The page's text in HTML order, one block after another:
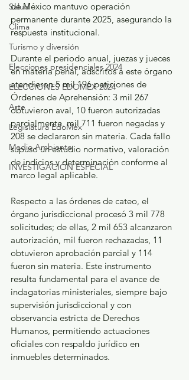
Salud
Clima
Turismo y diversión
Elecciones presidenciales 2024
ELECCIONES EDOMEX 2024
Arte
Legislatura EdoMéx
Medio Ambiente
INVESTIGACIÓN ESPECIAL
de México mantuvo operación
permanente durante 2025, asegurando la
respuesta institucional.
Durante el periodo anual, juezas y jueces
en materia penal, adscritos a este órgano
atendieron 5 mil 196 peticiones de
Órdenes de Aprehensión: 3 mil 267
obtuvieron aval, 10 fueron autorizadas
parcialmente, mil 711 fueron negadas y
208 se declararon sin materia. Cada fallo
supuso un estudio normativo, valoración
de indicios y determinación conforme al
marco legal aplicable.
Respecto a las órdenes de cateo, el
órgano jurisdiccional procesó 3 mil 778
solicitudes; de ellas, 2 mil 653 alcanzaron
autorización, mil fueron rechazadas, 11
obtuvieron aprobación parcial y 114
fueron sin materia. Este instrumento
resulta fundamental para el avance de
indagatorias ministeriales, siempre bajo
supervisión jurisdiccional y con
observancia estricta de Derechos
Humanos, permitiendo actuaciones
oficiales con respaldo jurídico en
inmuebles determinados.